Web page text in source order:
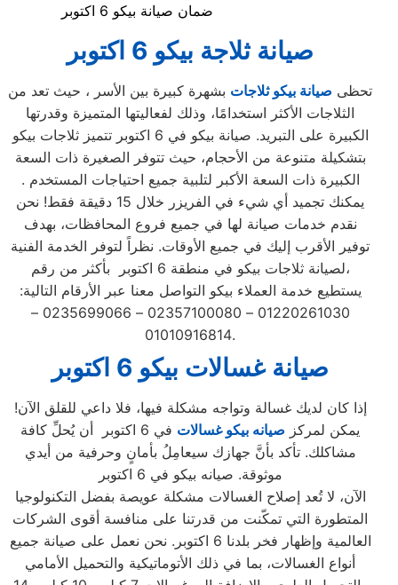
ضمان صيانة بيكو 6 اكتوبر
صيانة ثلاجة بيكو 6 اكتوبر
تحظى صيانة بيكو ثلاجات بشهرة كبيرة بين الأسر ، حيث تعد من
الثلاجات الأكثر استخدامًا، وذلك لفعاليتها المتميزة وقدرتها
الكبيرة على التبريد. صيانة بيكو في 6 اكتوبر تتميز ثلاجات بيكو
بتشكيلة متنوعة من الأحجام، حيث تتوفر الصغيرة ذات السعة
الكبيرة ذات السعة الأكبر لتلبية جميع احتياجات المستخدم .
يمكنك تجميد أي شيء في الفريزر خلال 15 دقيقة فقط! نحن
نقدم خدمات صيانة لها في جميع فروع المحافظات، بهدف
توفير الأقرب إليك في جميع الأوقات. نظراً لتوفر الخدمة الفنية
لصيانة ثلاجات بيكو في منطقة 6 اكتوبر بأكثر من رقم،
يستطيع خدمة العملاء بيكو التواصل معنا عبر الأرقام التالية:
01220261030 – 02357100080 – 0235699066 –
01010916814.
صيانة غسالات بيكو 6 اكتوبر
إذا كان لديك غسالة وتواجه مشكلة فيها، فلا داعي للقلق الآن!
يمكن لمركز صيانه بيكو غسالات
في 6 اكتوبر أن يُحلِّ كافة
مشاكلك. تأكد بأنَّ جهازك سيعامِلُ بأمانٍ وحرفية من أيدي
موثوقة. صيانه بيكو في 6 اكتوبر
الآن، لا تُعد إصلاح الغسالات مشكلة عويصة بفضل التكنولوجيا
المتطورة التي تمكّنت من قدرتنا على منافسة أقوى الشركات
العالمية وإظهار فخر بلدنا 6 اكتوبر. نحن نعمل على صيانة جميع
أنواع الغسالات، بما في ذلك الأتوماتيكية والتحميل الأمامي